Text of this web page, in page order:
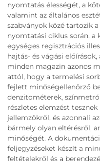
nyomtatás élességét, a
valamint az általános
szabványok közé tartozik
nyomtatási ciklus során,
egységes regisztrációs
hajtás- és vágási
minden magazin azonos
attól, hogy a termelési
fejlett minőségellenőrző
denzitométerek,
részletes elemzést
jellemzőkről, és azonnali
bármely olyan eltérésről,
minőségét. A
feljegyzéseket készít a
feltételekről és a